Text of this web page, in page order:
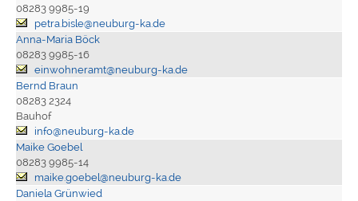
08283 9985-19
petra.bisle@neuburg-ka.de
Anna-Maria Böck
08283 9985-16
einwohneramt@neuburg-ka.de
Bernd Braun
08283 2324
Bauhof
info@neuburg-ka.de
Maike Goebel
08283 9985-14
maike.goebel@neuburg-ka.de
Daniela Grünwied